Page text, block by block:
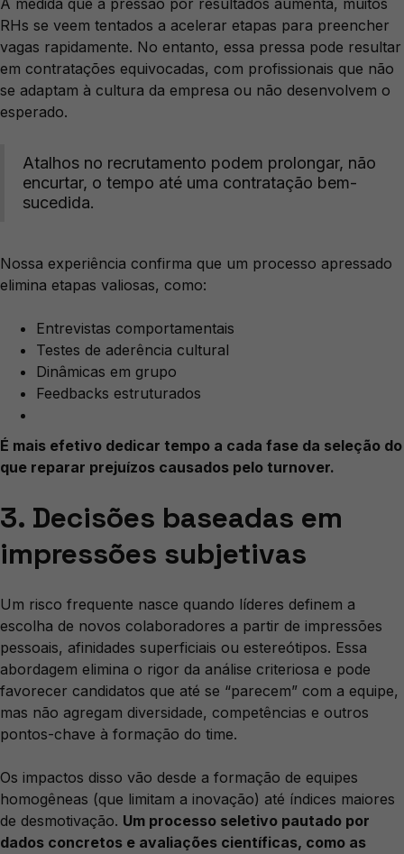
À medida que a pressão por resultados aumenta, muitos
RHs se veem tentados a acelerar etapas para preencher
vagas rapidamente. No entanto, essa pressa pode resultar
em contratações equivocadas, com profissionais que não
se adaptam à cultura da empresa ou não desenvolvem o
esperado.
Atalhos no recrutamento podem prolongar, não
encurtar, o tempo até uma contratação bem-
sucedida.
Nossa experiência confirma que um processo apressado
elimina etapas valiosas, como:
Entrevistas comportamentais
Testes de aderência cultural
Dinâmicas em grupo
Feedbacks estruturados
É mais efetivo dedicar tempo a cada fase da seleção do
que reparar prejuízos causados pelo turnover.
3. Decisões baseadas em
impressões subjetivas
Um risco frequente nasce quando líderes definem a
escolha de novos colaboradores a partir de impressões
pessoais, afinidades superficiais ou estereótipos. Essa
abordagem elimina o rigor da análise criteriosa e pode
favorecer candidatos que até se “parecem” com a equipe,
mas não agregam diversidade, competências e outros
pontos-chave à formação do time.
Os impactos disso vão desde a formação de equipes
homogêneas (que limitam a inovação) até índices maiores
de desmotivação. Um processo seletivo pautado por
dados concretos e avaliações científicas, como as